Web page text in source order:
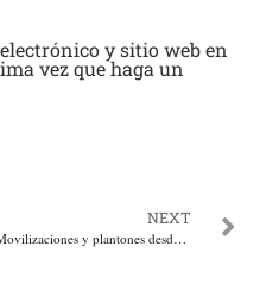
y sitio web en
vez que haga un
NEXT
Movilizaciones y plantones desde este domingo en apoyo a Uribe y para exigirle a la Corte un proceso justo y ajeno a la politiquería y a las presiones externas